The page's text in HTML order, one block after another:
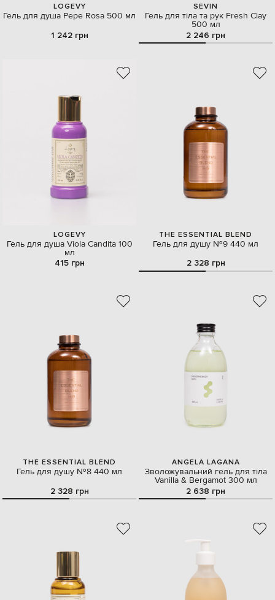
LOGEVY
Гель для душа Pepe Rosa 500 мл
1 242 грн
SEVIN
Гель для тіла та рук Fresh Clay
500 мл
2 246 грн
LOGEVY
Гель для душа Viola Candita 100
мл
415 грн
THE ESSENTIAL BLEND
Гель для душу №9 440 мл
2 328 грн
THE ESSENTIAL BLEND
Гель для душу №8 440 мл
2 328 грн
ANGELA LAGANA
Зволожувальний гель для тіла
Vanilla & Bergamot 300 мл
2 638 грн